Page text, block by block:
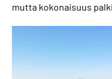
mutta kokonaisuus